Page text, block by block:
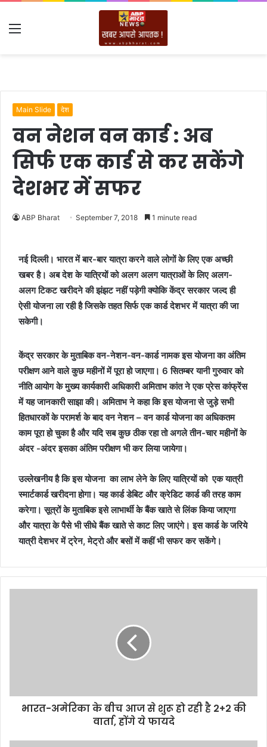
Menu
Main Slide देश
वन नेशन वन कार्ड : अब
सिर्फ एक कार्ड से कर सकेंगे
देशभर में सफर
ABP Bharat September 7, 2018 1 minute read
नई दिल्ली। भारत में बार-बार यात्रा करने वाले लोगों के लिए एक अच्छी
खबर है। अब देश के यात्रियों को अलग अलग यात्राओं के लिए अलग-
अलग टिकट खरीदने की झंझट नहीं पड़ेगी क्योकि केंद्र सरकार जल्द ही
ऐसी योजना ला रही है जिसके तहत सिर्फ एक कार्ड देशभर में यात्रा की जा
सकेगी।
केंद्र सरकार के मुताबिक वन-नेशन-वन-कार्ड नामक इस योजना का अंतिम
परीक्षण आने वाले कुछ महीनों में पूरा हो जाएगा। 6 सितम्बर यानी गुरुवार को
नीति आयोग के मुख्य कार्यकारी अधिकारी अमिताभ कांत ने एक प्रेस कांफ्रेंस
में यह जानकारी साझा की। अमिताभ ने कहा कि इस योजना से जुड़े सभी
हितधारकों के परामर्श के बाद वन नेशन – वन कार्ड योजना का अधिकतम
काम पूरा हो चुका है और यदि सब कुछ ठीक रहा तो अगले तीन-चार महीनों के
अंदर -अंदर इसका अंतिम परीक्षण भी कर लिया जायेगा।
उल्लेखनीय है कि इस योजना का लाभ लेने के लिए यात्रियों को एक यात्री
स्मार्टकार्ड खरीदना होगा। यह कार्ड डेबिट और क्रेडिट कार्ड की तरह काम
करेगा। सूत्रों के मुताबिक इसे लाभार्थी के बैंक खाते से लिंक किया जाएगा
और यात्रा के पैसे भी सीधे बैंक खाते से काट लिए जाएंगे। इस कार्ड के जरिये
यात्री देशभर में ट्रेन, मेट्रो और बसों में कहीं भी सफर कर सकेंगे।
भारत-अमेरिका के बीच आज से शुरू हो रही है 2+2 की
वार्ता, होंगे ये फायदे